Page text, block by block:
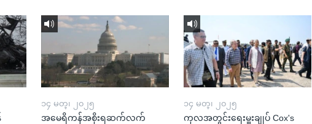
၁၄ မတ္၊ ၂၀၂၅
အမေရိကန်အစိုးရဆက်လက်
၁၄ မတ္၊ ၂၀၂၅
ကုလအတွင်းရေးမှူးချုပ် Cox's